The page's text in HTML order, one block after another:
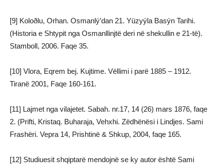
[9] Koloðlu, Orhan. Osmanlý’dan 21. Yüzyýla Basýn Tarihi.
(Historia e Shtypit nga Osmanllinjtë deri në shekullin e 21-të).
Stamboll, 2006. Faqe 35.
[10] Vlora, Eqrem bej. Kujtime. Vëllimi i parë 1885 – 1912.
Tiranë 2001, Faqe 160-161.
[11] Lajmet nga vilajetet. Sabah. nr.17, 14 (26) mars 1876, faqe
2. (Prifti, Kristaq. Buharaja, Vehxhi. Zëdhënësi i Lindjes. Sami
Frashëri. Vepra 14, Prishtinë & Shkup, 2004, faqe 165.
[12] Studiuesit shqiptarë mendojnë se ky autor është Sami